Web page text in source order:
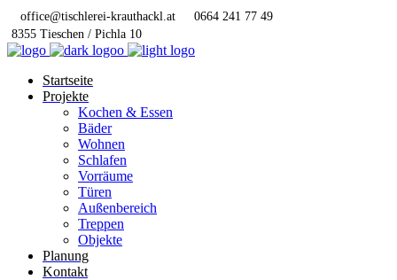
office@tischlerei-krauthackl.at
0664 241 77 49
8355 Tieschen / Pichla 10
Startseite
Projekte
Kochen & Essen
Bäder
Wohnen
Schlafen
Vorräume
Türen
Außenbereich
Treppen
Objekte
Planung
Kontakt